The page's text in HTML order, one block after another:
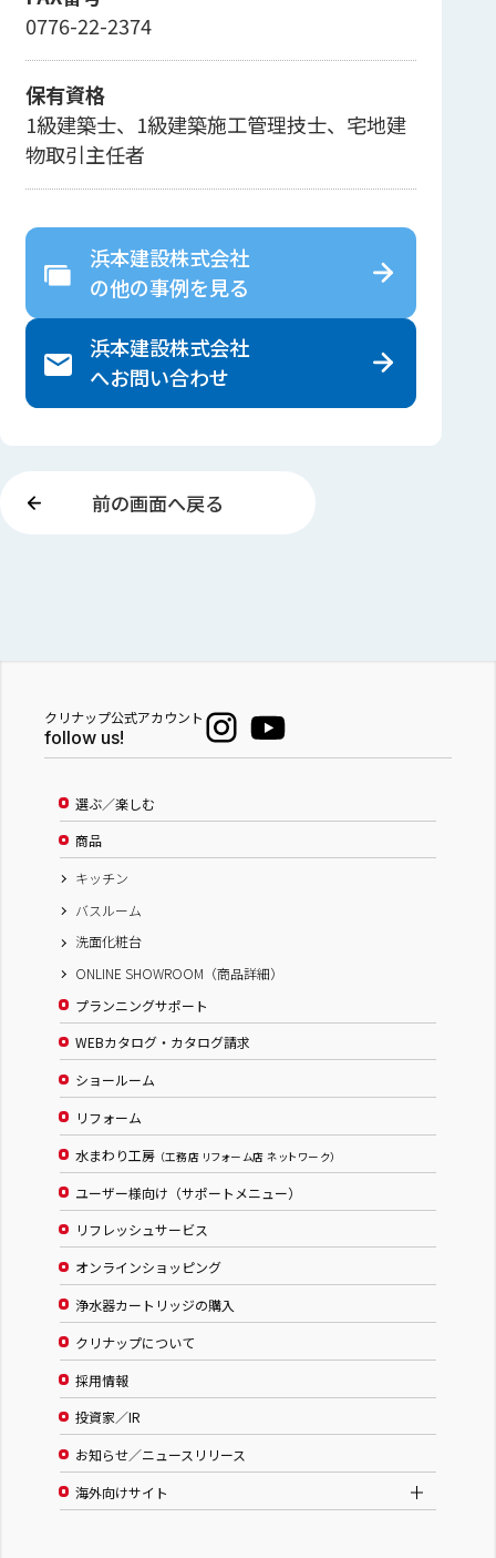
0776-22-2374
保有資格
1級建築士、1級建築施工管理技士、宅地建
物取引主任者
浜本建設株式会社
の他の事例を見る
浜本建設株式会社
へお問い合わせ
前の画面へ戻る
クリナップ公式アカウント
follow us!
選ぶ／楽しむ
商品
キッチン
バスルーム
洗面化粧台
ONLINE SHOWROOM（商品詳細）
プランニングサポート
WEBカタログ・カタログ請求
ショールーム
リフォーム
水まわり工房 （工務店 リフォーム店 ネットワーク）
ユーザー様向け（サポートメニュー）
リフレッシュサービス
オンラインショッピング
浄水器カートリッジの購入
クリナップについて
採用情報
投資家／IR
お知らせ／ニュースリリース
海外向けサイト